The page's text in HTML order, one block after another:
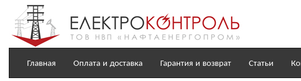
Главная Оплата и доставка Гарантия и возврат Статьи